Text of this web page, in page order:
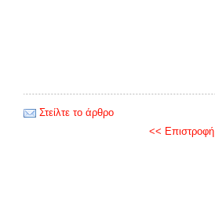
Στείλτε το άρθρο
<< Επιστροφή